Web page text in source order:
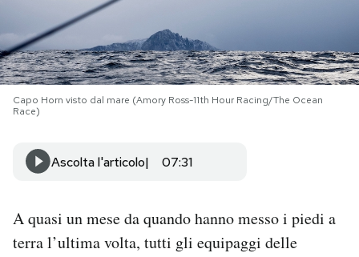
NEWSLETTER
AREA PERSONALE
Capo Horn visto dal mare (Amory Ross-11th Hour Racing/The Ocean
Race)
Ascolta l'articolo 07:31
A quasi un mese da quando hanno messo i piedi a
terra l’ultima volta, tutti gli equipaggi delle